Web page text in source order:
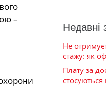
–
Недавні
Не
стажу: як
Плату за